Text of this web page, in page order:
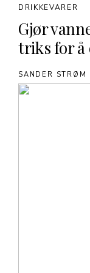
Gjør
triks for å
DRIKKEVARER
SANDER STRØM